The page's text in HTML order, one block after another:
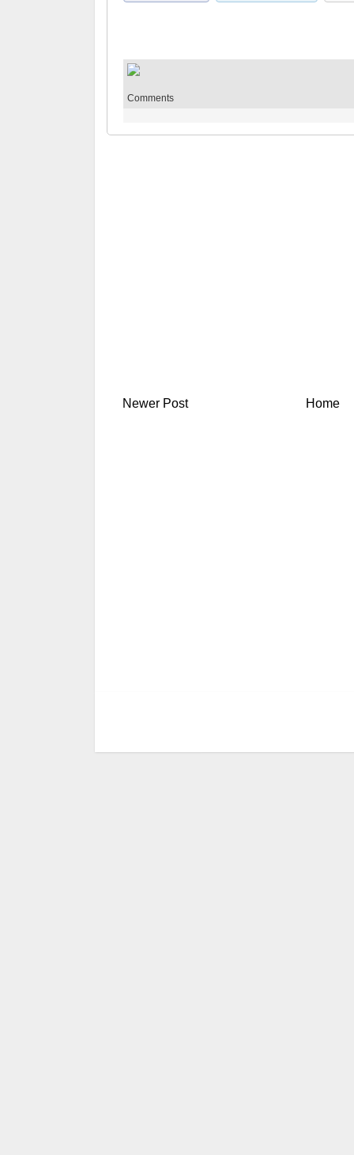
Comments
Newer Post Home